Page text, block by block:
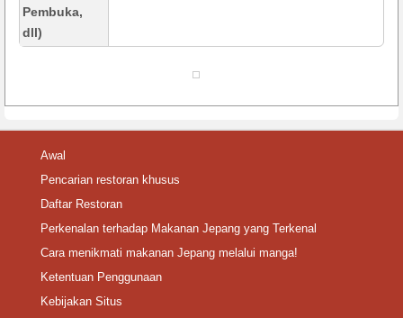
Pembuka,
dll)
Awal
Pencarian restoran khusus
Daftar Restoran
Perkenalan terhadap Makanan Jepang yang Terkenal
Cara menikmati makanan Jepang melalui manga!
Ketentuan Penggunaan
Kebijakan Situs